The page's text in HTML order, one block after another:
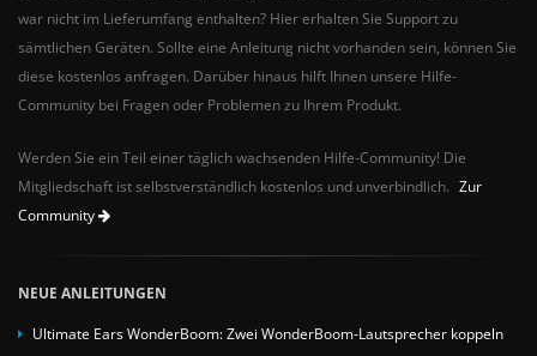
war nicht im Lieferumfang enthalten? Hier erhalten Sie Support zu
sämtlichen Geräten. Sollte eine Anleitung nicht vorhanden sein, können Sie
diese kostenlos anfragen. Darüber hinaus hilft Ihnen unsere Hilfe-
Community bei Fragen oder Problemen zu Ihrem Produkt.
Werden Sie ein Teil einer täglich wachsenden Hilfe-Community! Die
Mitgliedschaft ist selbstverständlich kostenlos und unverbindlich. Zur
Community
NEUE ANLEITUNGEN
Ultimate Ears WonderBoom: Zwei WonderBoom-Lautsprecher koppeln